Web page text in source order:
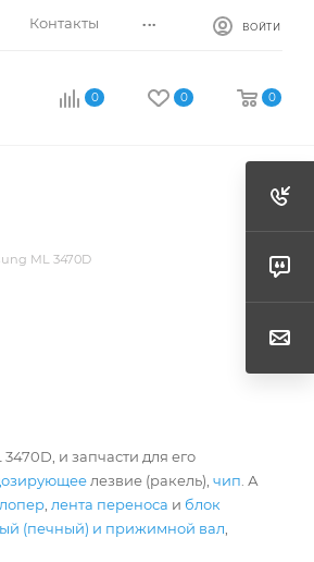
Контакты ... ВОЙТИ
0 0 0
ML 3470D
и запчасти для его
лезвие (ракель),чип . А
лента переноса и блок
(печный) и прижимной вал